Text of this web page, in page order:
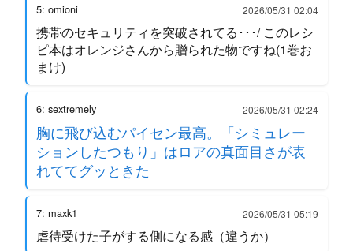
5: omioni 2026/05/31 02:04
携帯のセキュリティを突破されてる･･･/ このレシ
ピ本はオレンジさんから贈られた物ですね(1巻お
まけ)
6: sextremely 2026/05/31 02:24
胸に飛び込むパイセン最高。「シミュレー
ションしたつもり」はロアの真面目さが表
れててグッときた
7: maxk1 2026/05/31 05:19
虐待受けた子がする側になる感（違うか）